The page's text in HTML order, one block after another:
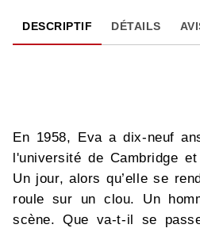
DESCRIPTIF DÉTAILS
En 1958, Eva a dix-neuf
l'université de Cambridge
Un jour, alors qu’elle se
roule sur un clou. Un
scène. Que va-t-il se